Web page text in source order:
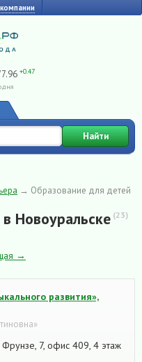
+0.47
Найти
→ Образование для детей
Новоуральске (23)
→
развития»,
Фрунзе, 7, офис 409, 4 этаж